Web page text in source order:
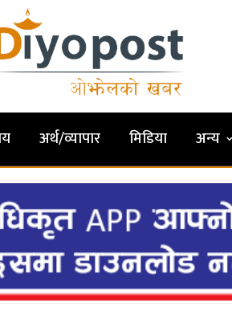
अर्थ/व्यापार मिडिया अन्य